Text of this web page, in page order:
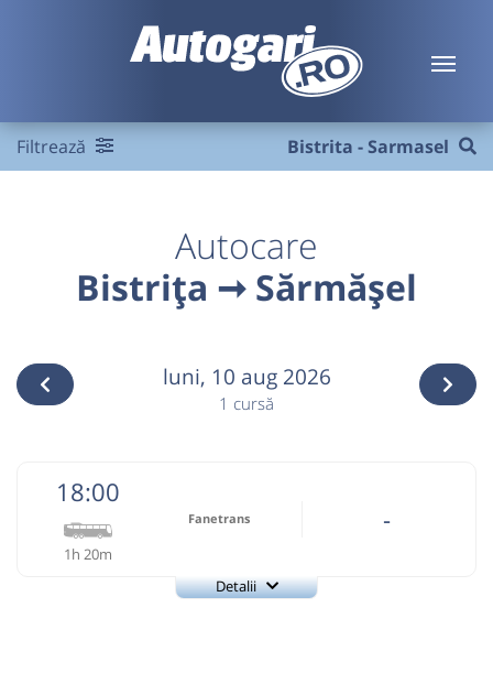
Filtrează Bistrita - Sarmasel
Autocare
Bistrița ➞ Sărmășel
luni, 10 aug 2026
1 cursă
18:00
1h 20m
Fanetrans -
Detalii